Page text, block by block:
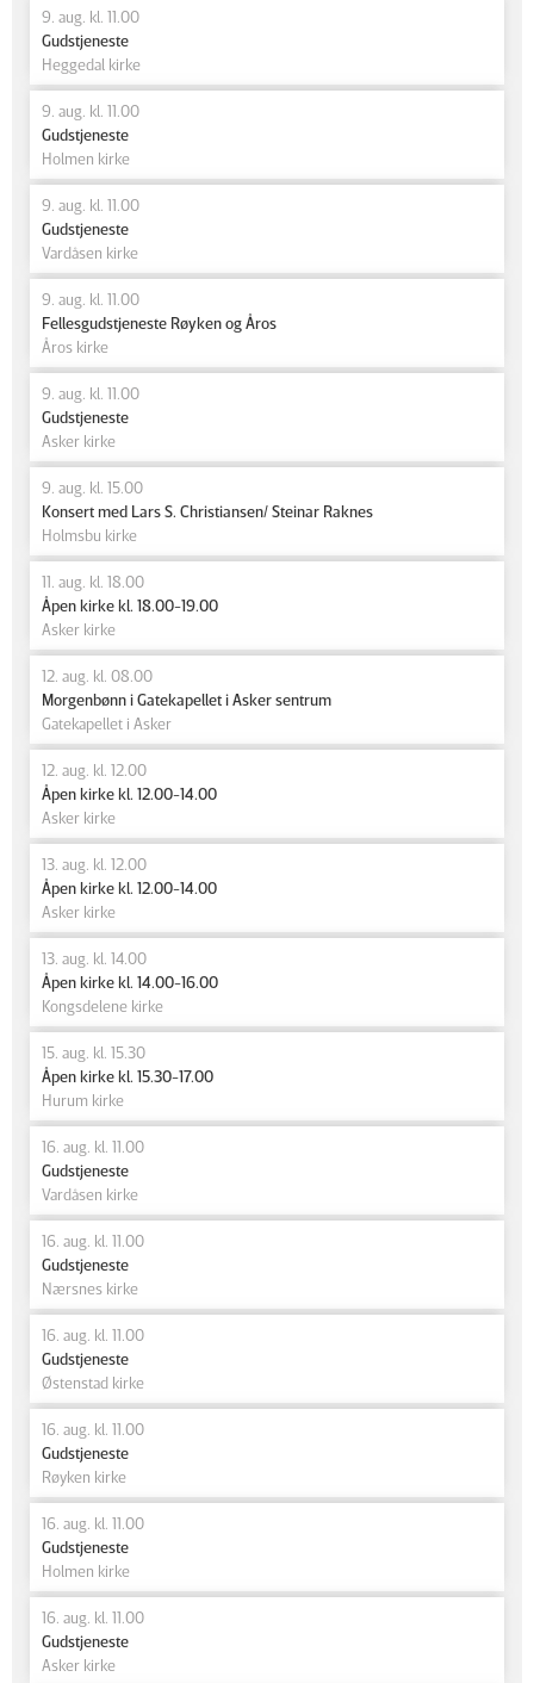
9. aug. kl. 11.00
Gudstjeneste
Heggedal kirke
9. aug. kl. 11.00
Gudstjeneste
Holmen kirke
9. aug. kl. 11.00
Gudstjeneste
Vardåsen kirke
9. aug. kl. 11.00
Fellesgudstjeneste Røyken og Åros
Åros kirke
9. aug. kl. 11.00
Gudstjeneste
Asker kirke
9. aug. kl. 15.00
Konsert med Lars S. Christiansen/ Steinar Raknes
Holmsbu kirke
11. aug. kl. 18.00
Åpen kirke kl. 18.00-19.00
Asker kirke
12. aug. kl. 08.00
Morgenbønn i Gatekapellet i Asker sentrum
Gatekapellet i Asker
12. aug. kl. 12.00
Åpen kirke kl. 12.00-14.00
Asker kirke
13. aug. kl. 12.00
Åpen kirke kl. 12.00-14.00
Asker kirke
13. aug. kl. 14.00
Åpen kirke kl. 14.00-16.00
Kongsdelene kirke
15. aug. kl. 15.30
Åpen kirke kl. 15.30-17.00
Hurum kirke
16. aug. kl. 11.00
Gudstjeneste
Vardåsen kirke
16. aug. kl. 11.00
Gudstjeneste
Nærsnes kirke
16. aug. kl. 11.00
Gudstjeneste
Østenstad kirke
16. aug. kl. 11.00
Gudstjeneste
Røyken kirke
16. aug. kl. 11.00
Gudstjeneste
Holmen kirke
16. aug. kl. 11.00
Gudstjeneste
Asker kirke